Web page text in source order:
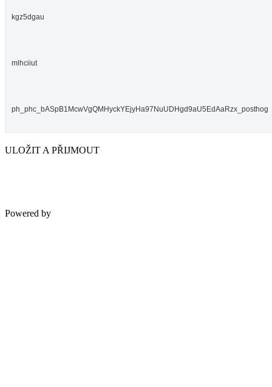
kgz5dgau
mlhciiut
ph_phc_bASpB1McwVgQMHyckYEjyHa97NuUDHgd9aU5EdAaRzx_posthog
ULOŽIT A PŘIJMOUT
Powered by